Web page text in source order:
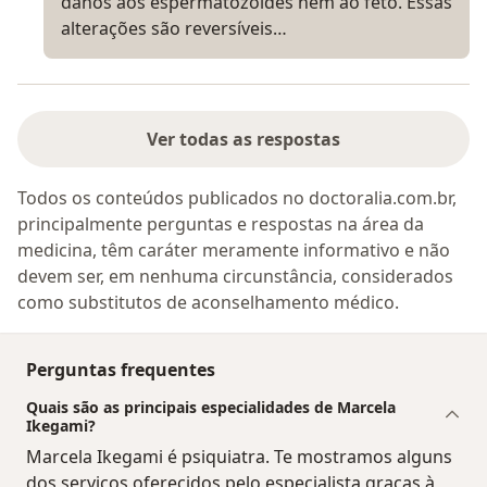
alterações são reversíveis…
Ver todas as respostas
Todos os conteúdos publicados no doctoralia.com.br,
principalmente perguntas e respostas na área da
medicina, têm caráter meramente informativo e não
devem ser, em nenhuma circunstância, considerados
como substitutos de aconselhamento médico.
Perguntas frequentes
Quais são as principais especialidades de Marcela
Ikegami?
Marcela Ikegami é psiquiatra. Te mostramos alguns